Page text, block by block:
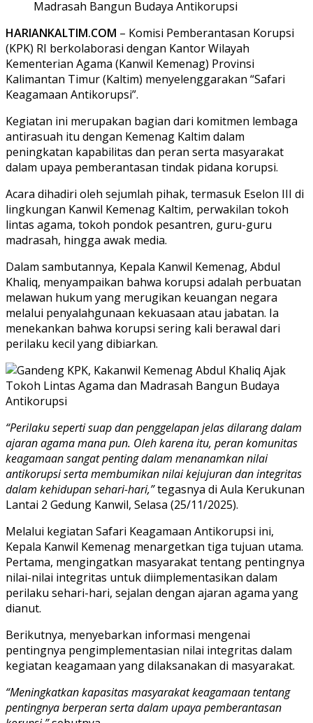
HARIANKALTIM.COM – Komisi Pemberantasan Korupsi
(KPK) RI berkolaborasi dengan Kantor Wilayah
Kementerian Agama (Kanwil Kemenag) Provinsi
Kalimantan Timur (Kaltim) menyelenggarakan “Safari
Keagamaan Antikorupsi”.
Kegiatan ini merupakan bagian dari komitmen lembaga
antirasuah itu dengan Kemenag Kaltim dalam
peningkatan kapabilitas dan peran serta masyarakat
dalam upaya pemberantasan tindak pidana korupsi.
Acara dihadiri oleh sejumlah pihak, termasuk Eselon III di
lingkungan Kanwil Kemenag Kaltim, perwakilan tokoh
lintas agama, tokoh pondok pesantren, guru-guru
madrasah, hingga awak media.
Dalam sambutannya, Kepala Kanwil Kemenag, Abdul
Khaliq, menyampaikan bahwa korupsi adalah perbuatan
melawan hukum yang merugikan keuangan negara
melalui penyalahgunaan kekuasaan atau jabatan. Ia
menekankan bahwa korupsi sering kali berawal dari
perilaku kecil yang dibiarkan.
“Perilaku seperti suap dan penggelapan jelas dilarang dalam
ajaran agama mana pun. Oleh karena itu, peran komunitas
keagamaan sangat penting dalam menanamkan nilai
antikorupsi serta membumikan nilai kejujuran dan integritas
dalam kehidupan sehari-hari,”tegasnya di Aula Kerukunan
Lantai 2 Gedung Kanwil, Selasa (25/11/2025).
Melalui kegiatan Safari Keagamaan Antikorupsi ini,
Kepala Kanwil Kemenag menargetkan tiga tujuan utama.
Pertama, mengingatkan masyarakat tentang pentingnya
nilai-nilai integritas untuk diimplementasikan dalam
perilaku sehari-hari, sejalan dengan ajaran agama yang
dianut.
Berikutnya, menyebarkan informasi mengenai
pentingnya pengimplementasian nilai integritas dalam
kegiatan keagamaan yang dilaksanakan di masyarakat.
“Meningkatkan kapasitas masyarakat keagamaan tentang
pentingnya berperan serta dalam upaya pemberantasan